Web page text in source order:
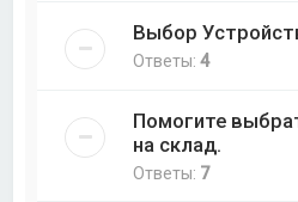
Выбор
Ответы:4
Помогите
на склад.
Ответы: 7